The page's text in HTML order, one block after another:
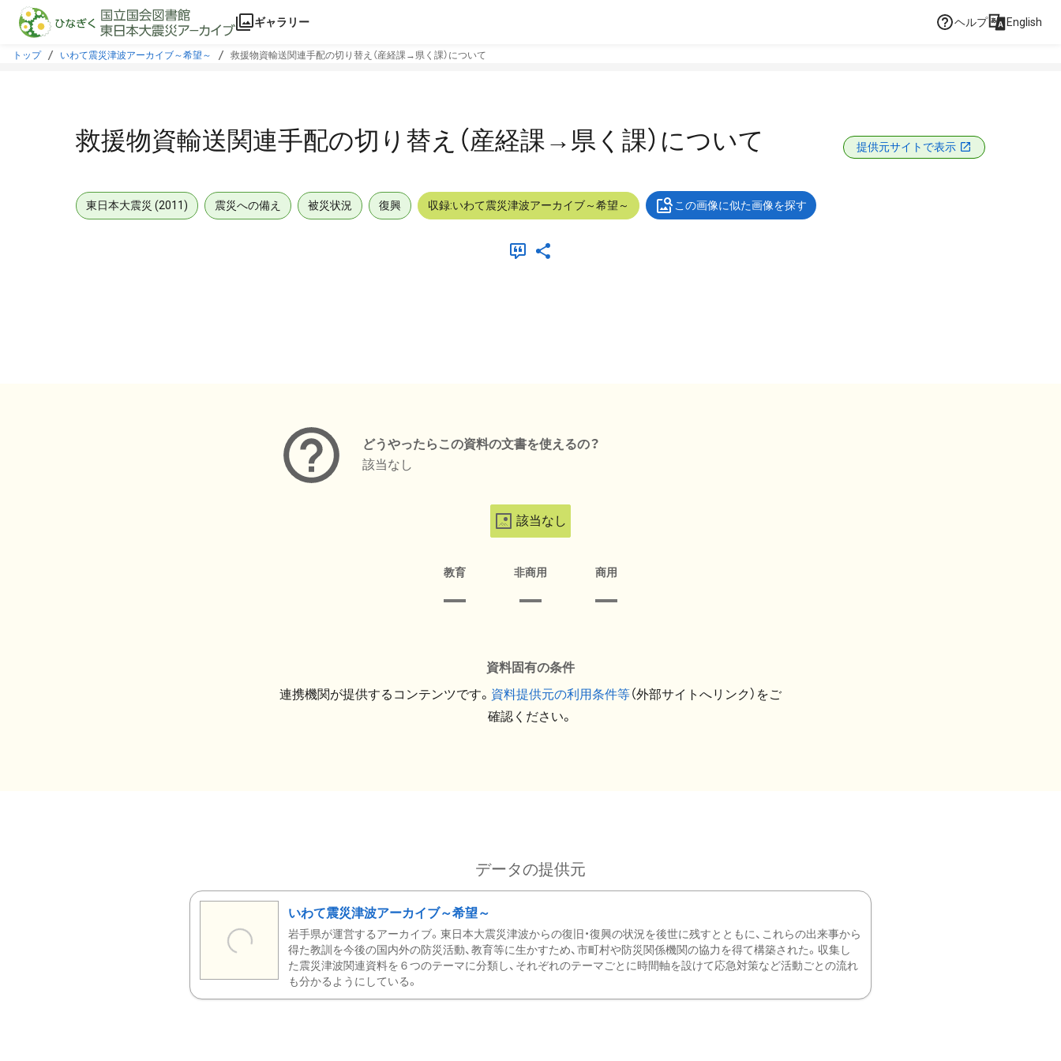
本文に飛ぶ
ギャラリー ヘルプ English
トップ いわて震災津波アーカイブ～希望～ 救援物資輸送関連手配の切り替え（産経課→県く課）について
救援物資輸送関連手配の切り替え（産経課→県く課）について 提供元サイトで表示
東日本大震災 (2011) 震災への備え 被災状況 復興 収録:いわて震災津波アーカイブ～希望～ この画像に似た画像を探す
どうやったらこの資料の文書を使えるの？
該当なし
該当なし
教育 非商用 商用
資料固有の条件
連携機関が提供するコンテンツです。 資料提供元の利用条件等（外部サイトへリンク）をご
確認ください。
データの提供元
いわて震災津波アーカイブ～希望～
岩手県が運営するアーカイブ。東日本大震災津波からの復旧・復興の状況を後世に残すとともに、これらの出来事から
得た教訓を今後の国内外の防災活動、教育等に生かすため、市町村や防災関係機関の協力を得て構築された。収集し
た震災津波関連資料を６つのテーマに分類し、それぞれのテーマごとに時間軸を設けて応急対策など活動ごとの流れ
も分かるようにしている。